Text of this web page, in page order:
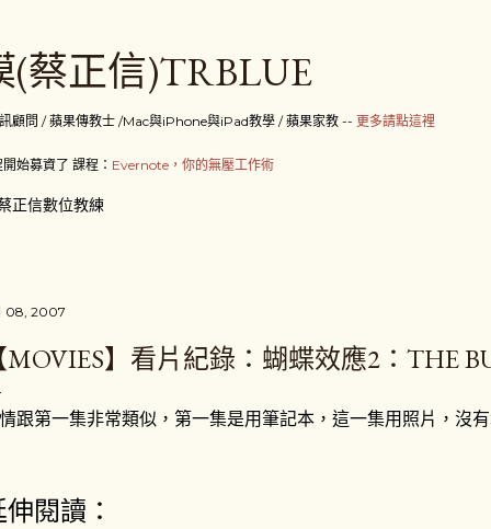
(蔡正信)TRBLUE
顧問 / 蘋果傳教士 /Mac與iPhone與iPad教學 / 蘋果家教 -- 更多請點這裡
始募資了 課程： Evernote，你的無壓工作術
正信數位教練
08, 2007
MOVIES】看片紀錄：蝴蝶效應2：THE
跟第一集非常類似，第一集是用筆記本，這一集用照片，沒
伸閱讀：